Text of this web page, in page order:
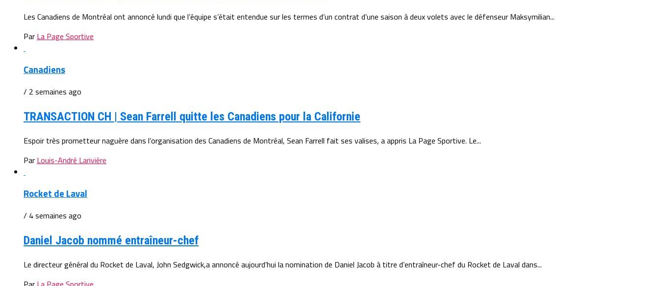
Les Canadiens de Montréal ont annoncé lundi que l’équipe s’était entendue sur les termes d’un contrat d’une saison à deux volets avec le défenseur Maksymilian...
Par La Page Sportive
Canadiens
/ 2 semaines ago
TRANSACTION CH | Sean Farrell quitte les Canadiens pour la Californie
Espoir très prometteur naguère dans l’organisation des Canadiens de Montréal, Sean Farrell fait ses valises, a appris La Page Sportive. Le...
Par Louis-André Larivière
Rocket de Laval
/ 4 semaines ago
Daniel Jacob nommé entraîneur-chef
Le directeur général du Rocket de Laval, John Sedgwick,a annoncé aujourd’hui la nomination de Daniel Jacob à titre d’entraîneur-chef du Rocket de Laval dans...